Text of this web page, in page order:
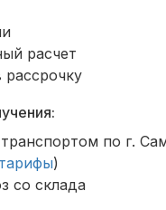
расчет
по г.
)
со склада